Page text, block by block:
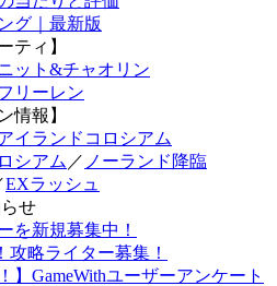
グ｜最新版
ティ】
ット&チャオリン
リーレン
情報】
イランドコロシアム
シアム ／ ノーランド降臨
EXラッシュ
せ
を新規募集中！
略ライター募集！
】GameWithユーザーアンケート